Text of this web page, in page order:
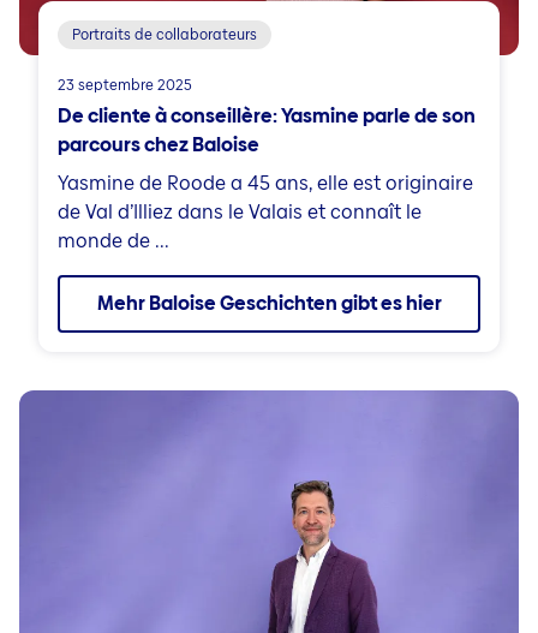
Portraits de collaborateurs
23 septembre 2025
De cliente à conseillère: Yasmine parle de son
parcours chez Baloise
Yasmine de Roode a 45 ans, elle est originaire
de Val d’Illiez dans le Valais et connaît le
monde de ...
Mehr Baloise Geschichten gibt es hier